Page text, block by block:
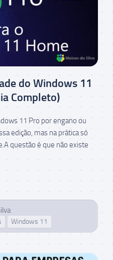
do Windows 11
Completo)
11 Pro por engano ou
edição, mas na prática só
questão é que não existe
Windows 11